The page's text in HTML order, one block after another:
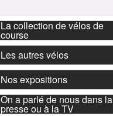
La collection de vélos de
course
Les autres vélos
Nos expositions
On a parlé de nous dans la
presse ou à la TV